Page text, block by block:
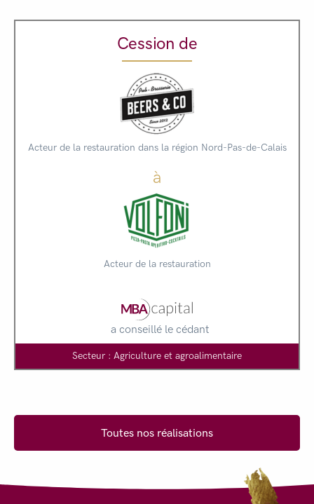
Cession de
Acteur de la restauration dans la région Nord-Pas-de-Calais
à
Acteur de la restauration
a conseillé le cédant
Secteur : Agriculture et agroalimentaire
Toutes nos réalisations